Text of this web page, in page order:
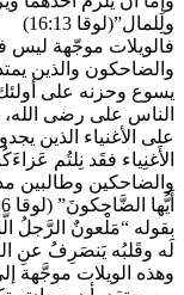
ولِلمال”(لوقا 16:13)
فالويلات موجّهة ليس
والضاحكون والذين
يسوع وحزنه على أولئك
الناس على رضى
على الأغنياء الذين
والضاحكين وطالبين
بقوله “مَلْعونٌ الرَّجلُ
لَه وقَلبُه يَنصَرِفُ عنِ الرَّبّ”
وهذه الويلات موجَّهة